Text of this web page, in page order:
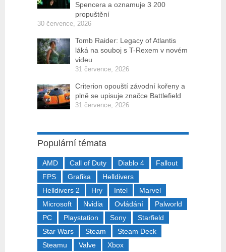
Spencera a oznamuje 3 200
propuštění
30 července, 2026
Tomb Raider: Legacy of Atlantis
láká na souboj s T-Rexem v novém
videu
31 července, 2026
Criterion opouští závodní kořeny a
plně se upisuje značce Battlefield
31 července, 2026
Populární témata
AMD Call of Duty Diablo 4
Fallout
FPS
Grafika
Helldivers
Helldivers 2
Hry Intel
Marvel
Microsoft
Nvidia Ovládání
Palworld
PC
Playstation Sony
Starfield
Star Wars
Steam
Steam Deck
Steamu
Valve Xbox